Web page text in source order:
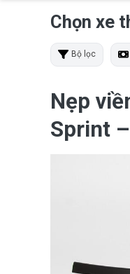
Chọn xe
Bộ lọc
Nẹp
Sprint